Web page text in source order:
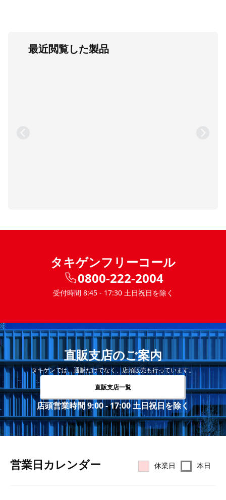
最近閲覧した製品
タキゲンフリーコール
0800-222-2004
受付時間 8:45 - 17:30 土日祝日を除く
直販支店のご案内
タキゲンでは、通販だけでなく、店頭販売も行っています。
直販支店一覧
店頭営業時間 9:00 - 17:00 土日祝日を除く
営業⽇カレンダー 休業日 本日